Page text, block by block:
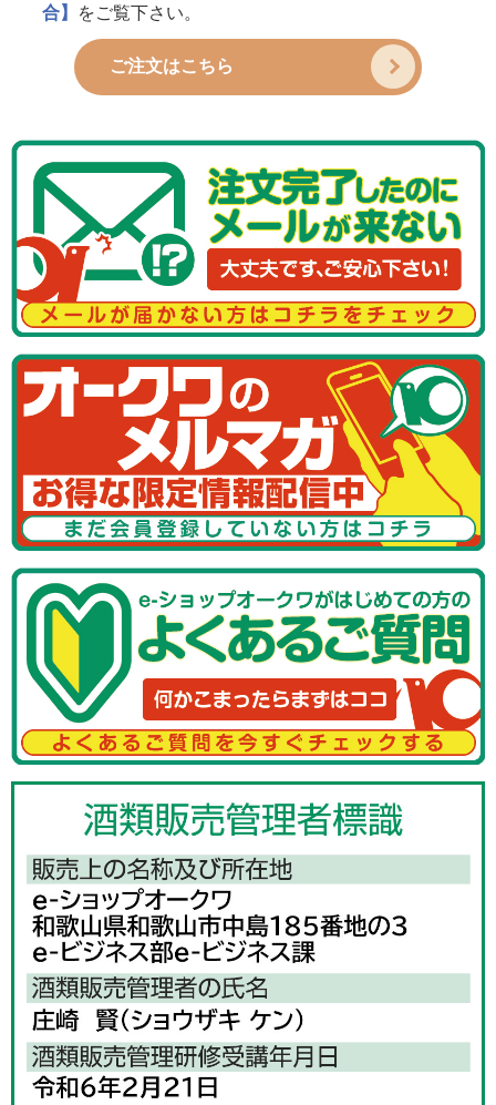
合】
をご覧下さい。
ご注文はこちら